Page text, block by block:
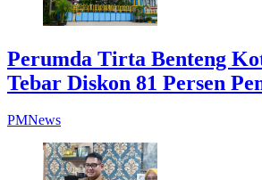
Perumda Tirta Benteng
Tebar Diskon 81 Persen
PMNews